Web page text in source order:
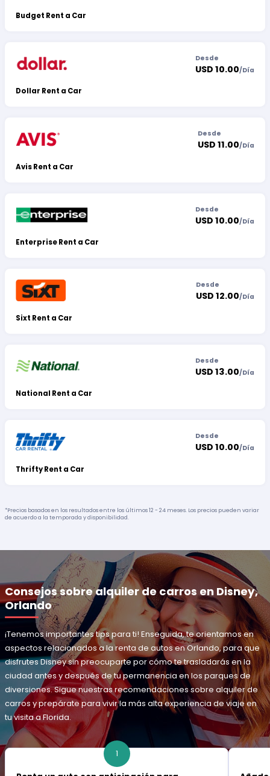
Budget Rent a Car
Dollar Rent a Car
Desde
USD 10.00/Día
Avis Rent a Car
Desde
USD 11.00/Día
Enterprise Rent a Car
Desde
USD 10.00/Día
Sixt Rent a Car
Desde
USD 12.00/Día
National Rent a Car
Desde
USD 13.00/Día
Thrifty Rent a Car
Desde
USD 10.00/Día
*Precios basados en los resultados entre los últimos 12 - 24 meses. Los precios pueden variar
de acuerdo a la temporada y disponibilidad.
Consejos sobre alquiler de carros en Disney,
Orlando
¡Tenemos importantes tips para ti! Enseguida, te orientamos en
aspectos relacionados a la renta de autos en Orlando, para que
disfrutes Disney sin preocuparte por cómo te trasladarás en la
ciudad antes y después de tu permanencia en los parques de
diversiones. Sigue nuestras recomendaciones sobre alquiler de
carros y prepárate para vivir la más alta experiencia de viaje en
tu visita a Florida.
1